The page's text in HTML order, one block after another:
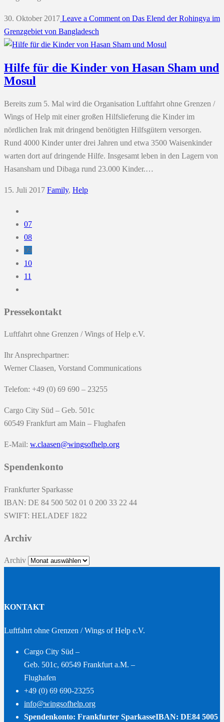
30. Oktober 2017 Leave a Comment on Das Elend der Rohingya im
Grenzgebiet von Bangladesch
Hilfe für die Kinder von Hasan Sham und
Mosul
Bereits zum 5. Mal wird die Organisation Luftfahrt ohne Grenzen /
Wings of Help mit einer großen Hilfslieferung die Kinder im
nördlichen Irak mit dringend benötigten Hilfsgütern versorgen.
Rund 4000 Kinder unter drei Jahren und etwa 3500 Waisenkinder
warten dort auf dringende Hilfe. Insgesamt leben in den Lagern von
Hasansham und Dibaga rund 23.000 Kinder.…
15. Juli 2017 Family, Help
07
08
09
10
11
Pressekontakt
Luftfahrt ohne Grenzen / Wings of Help e.V.
Ihr Ansprechpartner:
Werner Claasen, Vorstand Communications
Telefon: +49 (0) 69 690 – 23255
Cargo City Süd – Geb. 501c
60549 Frankfurt am Main – Flughafen
E-Mail: w.claasen@wingsofhelp.org
Spendenkonto
Frankfurter Sparkasse
IBAN: DE 84 500 502 01 0 200 33 22 44
SWIFT: HELADEF 1822
Archiv
Archiv
KONTAKT
Luftfahrt ohne Grenzen / Wings of Help e.V.
Cargo City Süd –
Geb. 501c, 60549 Frankfurt a.M. –
Flughafen
+49 (0) 69 690-23255
info@wingsofhelp.org
Spendenkonto: Frankfurter SparkasseIBAN: DE84 5005